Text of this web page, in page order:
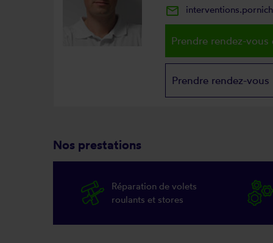
mail_outline
Prendre rendez-vous
Prendre rendez-vous
Nos prestations
Réparation de volets
roulants et stores